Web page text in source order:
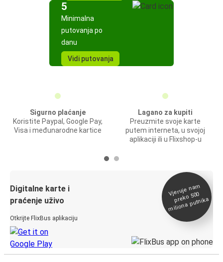
5
Minimalna
putovanja po
danu
Vidi putovanja
Sigurno plaćanje
Koristite Paypal, Google Pay,
Visa i međunarodne kartice
Lagano za kupiti
Preuzmite svoje karte
putem interneta, u svojoj
aplikaciji ili u Flixshop-u
Digitalne karte i
praćenje uživo
Otkrijte FlixBus aplikaciju
Vjeruje na
m
preko 500
miliona putnika